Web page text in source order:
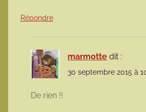
Répondre
marmotte dit :
30 septembre 2015 à
De rien !!